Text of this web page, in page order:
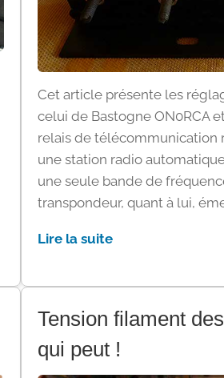
Cet article présente les
celui de Bastogne ON0RCA
relais de télécommunication
une station radio
une seule bande de
transpondeur, quant à lui,
Lire la suite
Tension filament
qui peut !